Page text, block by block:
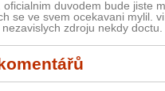
duvodem bude jiste
se ve svem ocekavani mylil.
zdroju nekdy doctu.